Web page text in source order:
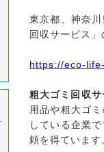
東京都、神奈
回収サービス」
https://eco-
粗大ゴミ回収
用品や粗大ゴ
している企業
頼を得ています